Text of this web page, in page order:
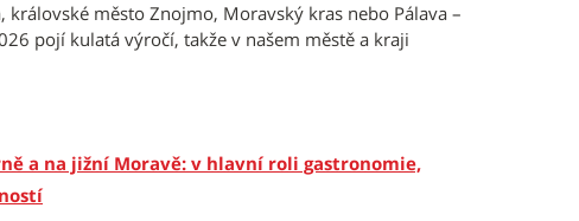
královské město Znojmo, Moravský kras nebo Pálava –
pojí kulatá výročí, takže v našem městě a kraji
a na jižní Moravě: v hlavní roli gastronomie,